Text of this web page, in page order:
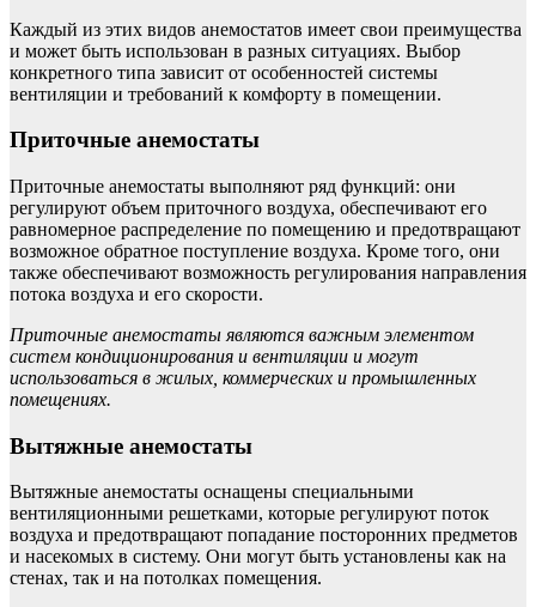
Каждый из этих видов анемостатов имеет свои преимущества
и может быть использован в разных ситуациях. Выбор
конкретного типа зависит от особенностей системы
вентиляции и требований к комфорту в помещении.
Приточные анемостаты
Приточные анемостаты выполняют ряд функций: они
регулируют объем приточного воздуха, обеспечивают его
равномерное распределение по помещению и предотвращают
возможное обратное поступление воздуха. Кроме того, они
также обеспечивают возможность регулирования направления
потока воздуха и его скорости.
Приточные анемостаты являются важным элементом
систем кондиционирования и вентиляции и могут
использоваться в жилых, коммерческих и промышленных
помещениях.
Вытяжные анемостаты
Вытяжные анемостаты оснащены специальными
вентиляционными решетками, которые регулируют поток
воздуха и предотвращают попадание посторонних предметов
и насекомых в систему. Они могут быть установлены как на
стенах, так и на потолках помещения.